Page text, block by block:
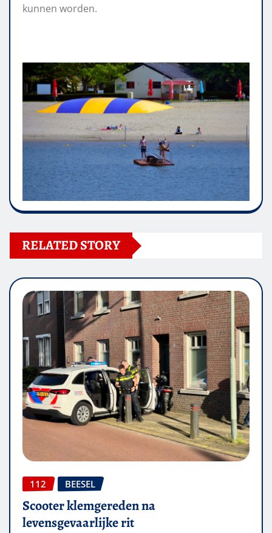
kunnen worden.
RELATED STORY
112 BEESEL
Scooter klemgereden na
levensgevaarlijke rit